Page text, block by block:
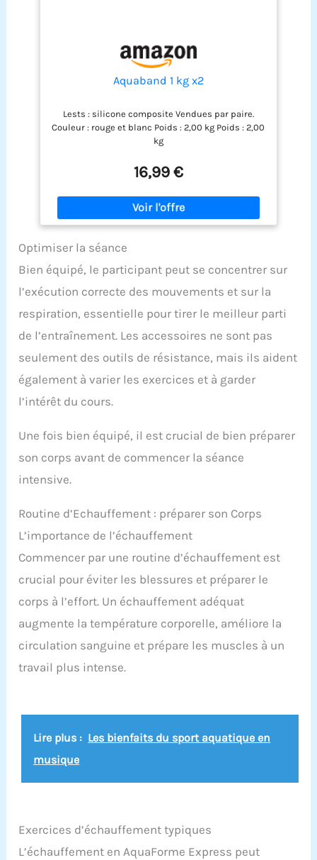
Aquaband 1 kg x2
Lests : silicone composite Vendues par paire.
Couleur : rouge et blanc Poids : 2,00 kg Poids : 2,00
kg
16,99 €
Optimiser la séance
Bien équipé, le participant peut se concentrer sur
l’exécution correcte des mouvements et sur la
respiration, essentielle pour tirer le meilleur parti
de l’entraînement. Les accessoires ne sont pas
seulement des outils de résistance, mais ils aident
également à varier les exercices et à garder
l’intérêt du cours.
Une fois bien équipé, il est crucial de bien préparer
son corps avant de commencer la séance
intensive.
Routine d’Echauffement : préparer son Corps
L’importance de l’échauffement
Commencer par une routine d’échauffement est
crucial pour éviter les blessures et préparer le
corps à l’effort. Un échauffement adéquat
augmente la température corporelle, améliore la
circulation sanguine et prépare les muscles à un
travail plus intense.
Lire plus : Les bienfaits du sport aquatique en
musique
Exercices d’échauffement typiques
L’échauffement en AquaForme Express peut